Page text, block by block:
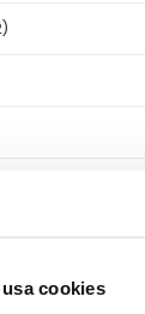
cookies
(206)
(1)